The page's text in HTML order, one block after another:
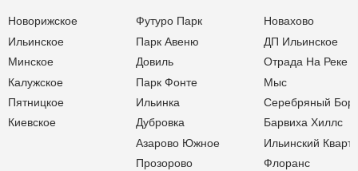
Новорижское
Ильинское
Минское
Калужское
Пятницкое
Киевское
Футуро Парк
Парк Авеню
Довиль
Парк Фонте
Ильинка
Дубровка
Азарово Южное
Прозорово
Новахово
ДП Ильинское
Отрада На Реке
Мыс
Серебряный Бор
Барвиха Хиллс
Ильинский
Флоранс